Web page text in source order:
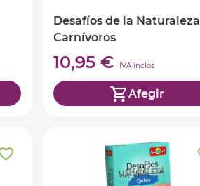
Desafíos de la Naturaleza
Carnívoros
10,95 € IVA inclòs
Afegir